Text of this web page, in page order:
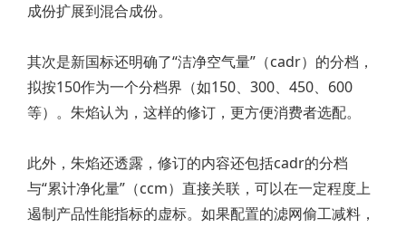
成份扩展到混合成份。
其次是新国标还明确了“洁净空气量”（cadr）的分档，
拟按150作为一个分档界（如150、300、450、600
等）。朱焰认为，这样的修订，更方便消费者选配。
此外，朱焰还透露，修订的内容还包括cadr的分档
与“累计净化量”（ccm）直接关联，可以在一定程度上
遏制产品性能指标的虚标。如果配置的滤网偷工减料，